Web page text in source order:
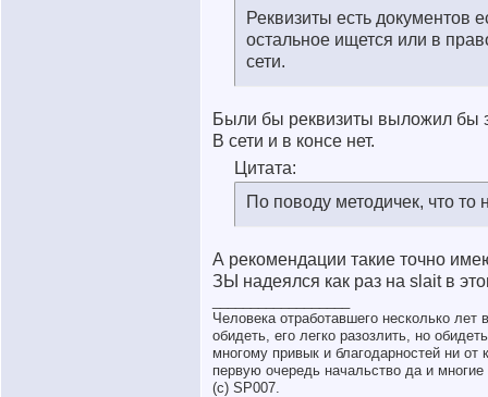
Реквизиты есть документов
остальное ищется или в
сети.
Были бы реквизиты выложил бы
В сети и в консе нет.
Цитата:
По поводу методичек, что то
А рекомендации такие точно
ЗЫ надеялся как раз на slait в
Человека отработавшего несколько
обидеть, его легко разозлить, но
многому привык и благодарностей ни от
первую очередь начальство да и многие
(с) SP007.